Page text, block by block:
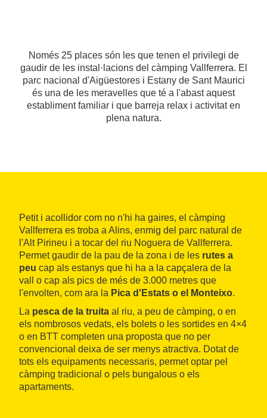
Només 25 places són les que tenen el privilegi de
gaudir de les instal·lacions del càmping Vallferrera. El
parc nacional d'Aigüestores i Estany de Sant Maurici
és una de les meravelles que té a l'abast aquest
establiment familiar i que barreja relax i activitat en
plena natura.
Petit i acollidor com no n'hi ha gaires, el càmping
Vallferrera es troba a Alins, enmig del parc natural de
l'Alt Pirineu i a tocar del riu Noguera de Vallferrera.
Permet gaudir de la pau de la zona i de les rutes a
peu cap als estanys que hi ha a la capçalera de la
vall o cap als pics de més de 3.000 metres que
l'envolten, com ara la Pica d'Estats o el Monteixo.
La pesca de la truita al riu, a peu de càmping, o en
els nombrosos vedats, els bolets o les sortides en 4×4
o en BTT completen una proposta que no per
convencional deixa de ser menys atractiva. Dotat de
tots els equipaments necessaris, permet optar pel
càmping tradicional o pels bungalous o els
apartaments.